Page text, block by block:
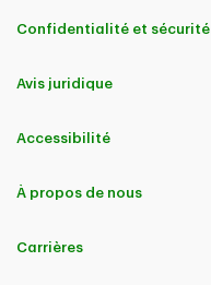
Confidentialité et sécurité
Avis juridique
Accessibilité
À propos de nous
Carrières